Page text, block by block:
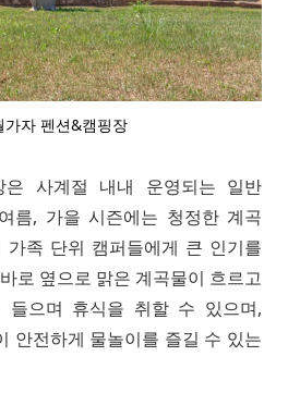
자 펜션&캠핑장
은 사계절 내내 운영되는 일반
름, 가을 시즌에는 청정한 계곡
족 단위 캠퍼들에게 큰 인기를
로 옆으로 맑은 계곡물이 흐르고
들으며 휴식을 취할 수 있으며,
안전하게 물놀이를 즐길 수 있는